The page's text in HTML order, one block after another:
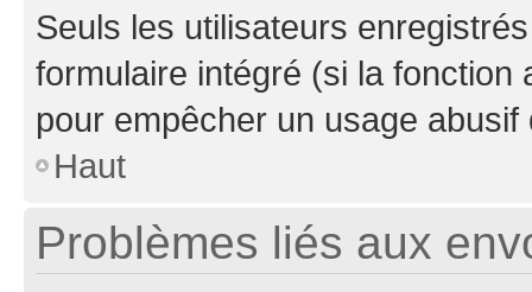
Seuls les utilisateurs
formulaire intégré (si la fonction
pour empêcher un usage
Haut
Problèmes liés aux